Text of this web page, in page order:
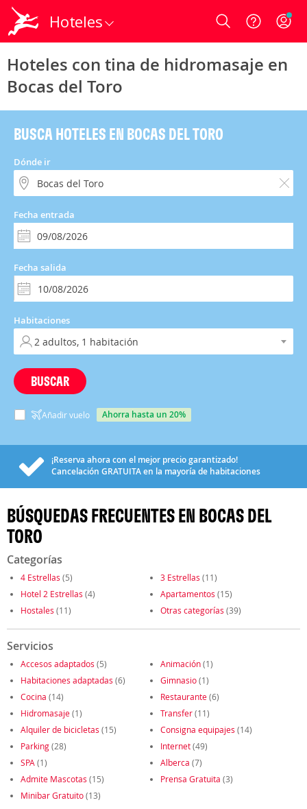
Hoteles Login
Hoteles con tina de hidromasaje en
Bocas del Toro
BUSCA HOTELES EN BOCAS DEL TORO
Dónde ir
Fecha entrada
Fecha salida
Habitaciones
BUSCAR
Añadir vuelo ahorra hasta un 20%
¡Reserva ahora con el mejor precio garantizado!
Cancelación GRATUITAen la mayoría de habitaciones
BÚSQUEDAS FRECUENTES EN BOCAS DEL
TORO
Categorías
4 Estrellas (5) 3 Estrellas (11)
Hotel 2 Estrellas (4) Apartamentos (15)
Hostales (11) Otras categorías (39)
Servicios
Accesos adaptados (5) Animación(1)
Habitaciones adaptadas (6) Gimnasio(1)
Cocina (14) Restaurante(6)
Hidromasaje(1) Transfer(11)
Alquiler de bicicletas (15) Consigna equipajes (14)
Parking(28) Internet(49)
SPA (1) Alberca (7)
Admite Mascotas (15) Prensa Gratuita (3)
Minibar Gratuito(13)